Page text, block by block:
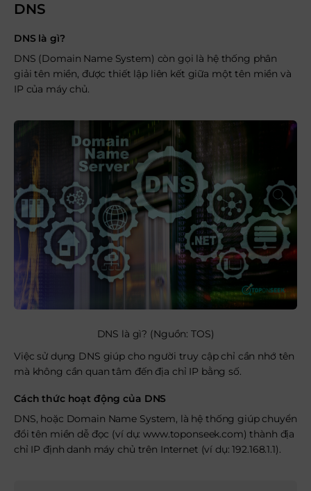
DNS
DNS là gì?
DNS (Domain Name System) còn gọi là hệ thống phân
giải tên miền, được thiết lập liên kết giữa một tên miền và
IP của máy chủ.
DNS là gì? (Nguồn: TOS)
Việc sử dụng DNS giúp cho người truy cập chỉ cần nhớ tên
mà không cần quan tâm đến địa chỉ IP bằng số.
Cách thức hoạt động của DNS
DNS, hoặc Domain Name System, là hệ thống giúp chuyển
đổi tên miền dễ đọc (ví dụ: www.toponseek.com) thành địa
chỉ IP định danh máy chủ trên Internet (ví dụ: 192.168.1.1).